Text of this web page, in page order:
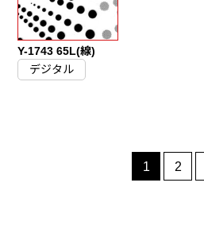
Y-1743 65L(線)
デジタル
1 2